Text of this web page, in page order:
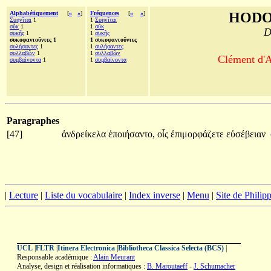
Alphabétiquement [« »]
Συηνῖται 1
σῦκ 1
συκῆς 1
συκοφαντοῦντες 1
συλήσαντες 1
συλλαβῶν 1
συμβαίνοντα 1
Fréquences [« »]
1 Συηνῖται
1 σῦκ
1 συκῆς
1 συκοφαντοῦντες
1 συλήσαντες
1 συλλαβῶν
1 συμβαίνοντα Clément
Paragraphes
[47]
ἀνδρείκελα ἐποιήσαντο, οἷς ἐπιμορφάζετε εὐσέβειαν
| Lecture | Liste du vocabulaire | Index inverse | Menu | Site de
UCL FLTR Itinera Electronica Bibliotheca Classica Selecta (BCS)
Responsable académique :Alain Meurant
Analyse, design et réalisation informatiques : B. Maroutaeff - J. Schumacher